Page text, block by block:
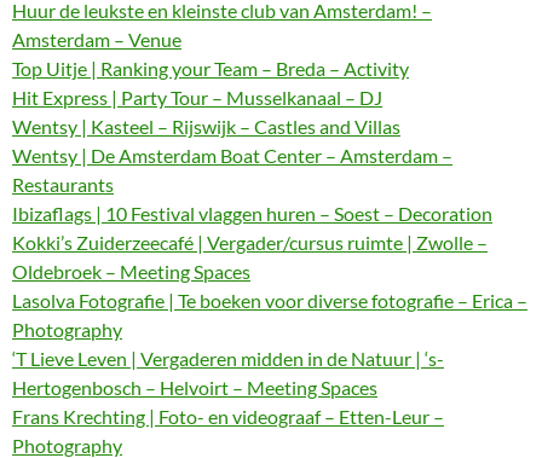
Huur de leukste en kleinste club van Amsterdam! –
Amsterdam – Venue
Top Uitje | Ranking your Team – Breda – Activity
Hit Express | Party Tour – Musselkanaal – DJ
Wentsy | Kasteel – Rijswijk – Castles and Villas
Wentsy | De Amsterdam Boat Center – Amsterdam –
Restaurants
Ibizaflags | 10 Festival vlaggen huren – Soest – Decoration
Kokki’s Zuiderzeecafé | Vergader/cursus ruimte | Zwolle –
Oldebroek – Meeting Spaces
Lasolva Fotografie | Te boeken voor diverse fotografie – Erica –
Photography
‘T Lieve Leven | Vergaderen midden in de Natuur | ‘s-
Hertogenbosch – Helvoirt – Meeting Spaces
Frans Krechting | Foto- en videograaf – Etten-Leur –
Photography